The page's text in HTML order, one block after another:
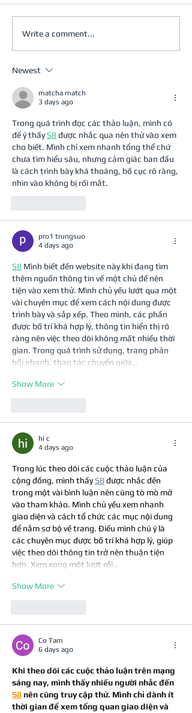
Write a comment...
Newest
matcha match
3 days ago
Trong quá trình đọc các thảo luận, mình có
để ý thấy S8 được nhắc qua nên thử vào xem
cho biết. Mình chỉ xem nhanh tổng thể chứ
chưa tìm hiểu sâu, nhưng cảm giác ban đầu
là cách trình bày khá thoáng, bố cục rõ ràng,
nhìn vào không bị rối mắt.
pro1 trungsuo
4 days ago
S8 Mình biết đến website này khi đang tìm
thêm nguồn thông tin về một chủ đề nên
tiện vào xem thử. Mình chủ yếu lướt qua một
vài chuyên mục để xem cách nội dung được
trình bày và sắp xếp. Theo mình, các phần
được bố trí khá hợp lý, thông tin hiển thị rõ
ràng nên việc theo dõi không mất nhiều thời
gian. Trong quá trình sử dụng, trang phản
hồi nhanh, thao tác chuyển giữa…
Show More
hi c
4 days ago
Trong lúc theo dõi các cuộc thảo luận của
cộng đồng, mình thấy S8 được nhắc đến
trong một vài bình luận nên cũng tò mò mở
vào tham khảo. Mình chủ yếu xem nhanh
giao diện và cách tổ chức các mục nội dung
để nắm sơ bộ về trang. Điều mình chú ý là
các chuyên mục được bố trí khá hợp lý, giúp
việc theo dõi thông tin trở nên thuận tiện
hơn. Xem xong một lượt rồi…
Show More
Co Tam
6 days ago
Khi theo dõi các cuộc thảo luận trên mạng
sáng nay, mình thấy nhiều người nhắc đến
S8 nên cũng truy cập thử. Mình chỉ dành ít
thời gian để xem tổng quan giao diện và